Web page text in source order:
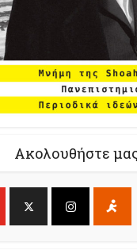
Ακολουθήστε